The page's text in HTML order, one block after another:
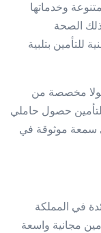
وخدماتها
الصحة
للتأمين بتلبية
مخصصة من
حصول حاملي
سمعة موثوقة في
في المملكة
مجانية واسعة